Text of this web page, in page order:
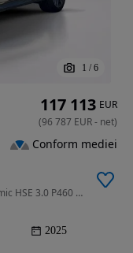
1 / 6
2996 cm3 • 460 CP • Range Rover Sport Dynamic HSE 3.0 P460 Plug in Hybrid 2025
2025
117 113 EUR
(96 787 EUR- net)
Conform mediei